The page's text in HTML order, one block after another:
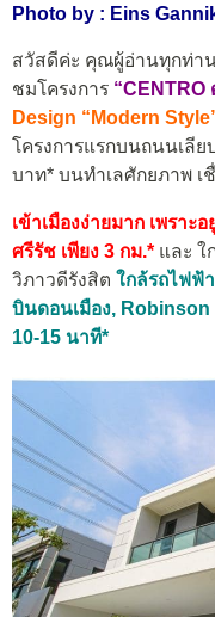
Photo by : Eins
สวัสดีค่ะ คุณผู้อ่านทุกท่า
ชมโครงการ “CENTRO
Design “Modern
โครงการแรกบนถนนเลี
บาท* บนทำเลศักยภาพ เ
เข้าเมืองง่ายมาก เพราะ
ศรีรัช เพียง 3 กม.* และ ใ
วิภาวดีรังสิต ใกล้รถไฟฟ้
บินดอนเมือง,
10-15 นาที*